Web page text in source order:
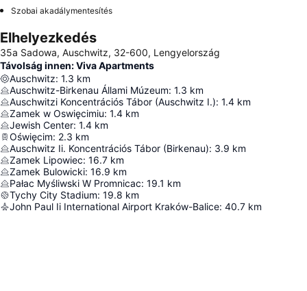
Szobai akadálymentesítés
Elhelyezkedés
35a Sadowa, Auschwitz, 32-600, Lengyelország
Távolság innen: Viva Apartments
Auschwitz: 1.3 km
Auschwitz-Birkenau Állami Múzeum: 1.3 km
Auschwitzi Koncentrációs Tábor (Auschwitz I.): 1.4 km
Zamek w Oswięcimiu: 1.4 km
Jewish Center: 1.4 km
Oświęcim: 2.3 km
Auschwitz Ii. Koncentrációs Tábor (Birkenau): 3.9 km
Zamek Lipowiec: 16.7 km
Zamek Bulowicki: 16.9 km
Pałac Myśliwski W Promnicac: 19.1 km
Tychy City Stadium: 19.8 km
John Paul Ii International Airport Kraków-Balice: 40.7 km